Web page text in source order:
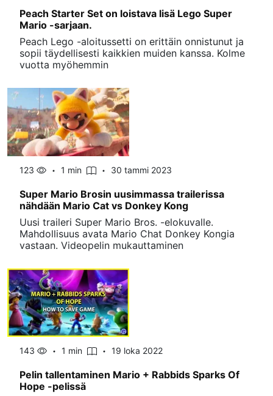
Peach Starter Set on loistava lisä Lego Super
Mario -sarjaan.
Peach Lego -aloitussetti on erittäin onnistunut ja
sopii täydellisesti kaikkien muiden kanssa. Kolme
vuotta myöhemmin
123 1 min 30 tammi 2023
Super Mario Brosin uusimmassa trailerissa
nähdään Mario Cat vs Donkey Kong
Uusi traileri Super Mario Bros. -elokuvalle.
Mahdollisuus avata Mario Chat Donkey Kongia
vastaan. Videopelin mukauttaminen
143 1 min 19 loka 2022
Pelin tallentaminen Mario + Rabbids Sparks Of
Hope -pelissä